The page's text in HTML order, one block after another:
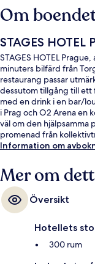
Om
STAGES
STAGES HOTEL
minuters bilfärd från
restaurang passar
dessutom tillgång till ett
med en drink i en bar/
i Prag och O2 Arena en
väl om den hjälpsamma
promenad från
minuter att gå och till
Information om
Mer om
Översikt
Hotellets
300 rum